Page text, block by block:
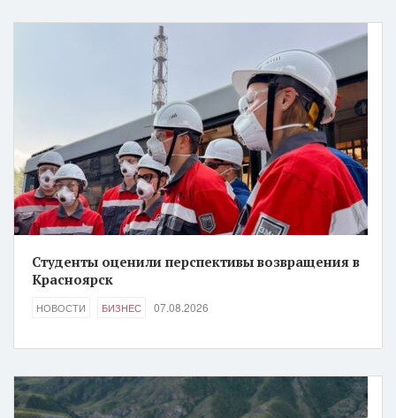
Студенты оценили перспективы возвращения в
Красноярск
НОВОСТИ БИЗНЕС 07.08.2026